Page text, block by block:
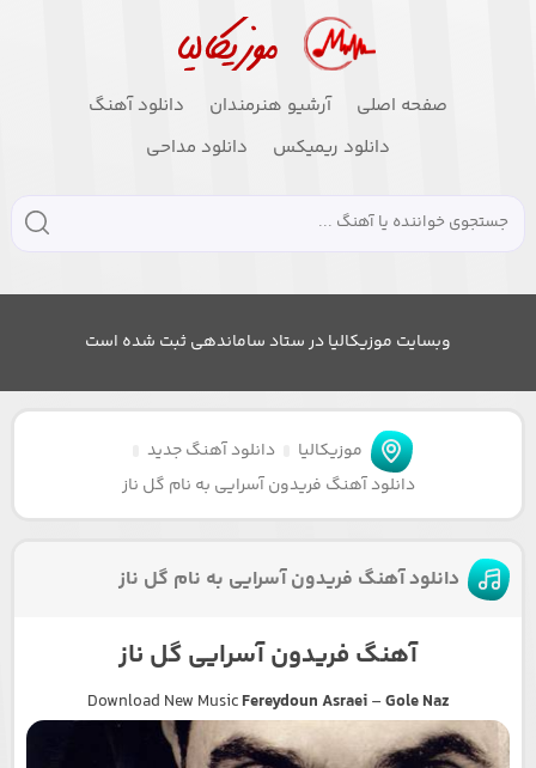
صفحه اصلی آرشیو هنرمندان
دانلود آهنگ
دانلود ریمیکس
دانلود مداحی
وبسایت موزیکالیا در ستاد ساماندهی ثبت شده است
موزیکالیا
دانلود آهنگ جدید
دانلود آهنگ فریدون آسرایی به نام گل ناز
دانلود آهنگ فریدون آسرایی به نام گل ناز
آهنگ فریدون آسرایی گل ناز
Download New MusicFereydoun Asraei–Gole Naz